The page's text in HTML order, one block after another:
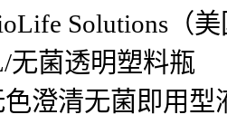
Solutions（
无菌透明塑料瓶
澄清无菌即用型